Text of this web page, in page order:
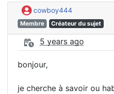
cowboy444
Membre Créateur du sujet
5 years ago
bonjour,
je cherche à savoir ou